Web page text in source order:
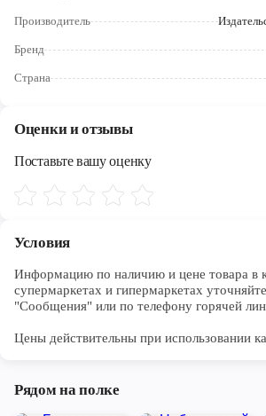
Череповец
Производитель
Бренд
Страна
Оценки и отзывы
Поставьте вашу оценку
Условия
Информацию по наличию и цене товара в
супермаркетах и гипермаркетах
"Сообщения" или по телефону горячей
Цены действительны при использовании
Рядом на полке